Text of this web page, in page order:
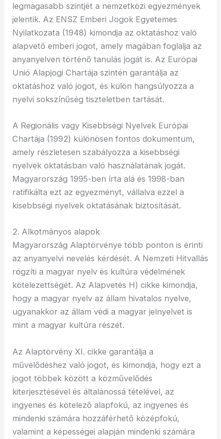
legmagasabb szintjét a nemzetközi egyezmények
jelentik. Az ENSZ Emberi Jogok Egyetemes
Nyilatkozata (1948) kimondja az oktatáshoz való
alapvető emberi jogot, amely magában foglalja az
anyanyelven történő tanulás jogát is. Az Európai
Unió Alapjogi Chartája szintén garantálja az
oktatáshoz való jogot, és külön hangsúlyozza a
nyelvi sokszínűség tiszteletben tartását.
A Regionális vagy Kisebbségi Nyelvek Európai
Chartája (1992) különösen fontos dokumentum,
amely részletesen szabályozza a kisebbségi
nyelvek oktatásban való használatának jogát.
Magyarország 1995-ben írta alá és 1998-ban
ratifikálta ezt az egyezményt, vállalva ezzel a
kisebbségi nyelvek oktatásának biztosítását.
2. Alkotmányos alapok
Magyarország Alaptörvénye több ponton is érinti
az anyanyelvi nevelés kérdését. A Nemzeti Hitvallás
rögzíti a magyar nyelv és kultúra védelmének
kötelezettségét. Az Alapvetés H) cikke kimondja,
hogy a magyar nyelv az állam hivatalos nyelve,
ugyanakkor az állam védi a magyar jelnyelvet is
mint a magyar kultúra részét.
Az Alaptörvény XI. cikke garantálja a
művelődéshez való jogot, és kimondja, hogy ezt a
jogot többek között a közművelődés
kiterjesztésével és általánossá tételével, az
ingyenes és kötelező alapfokú, az ingyenes és
mindenki számára hozzáférhető középfokú,
valamint a képességei alapján mindenki számára